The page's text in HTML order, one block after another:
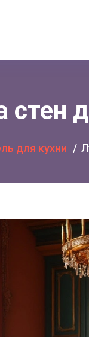
для кухни